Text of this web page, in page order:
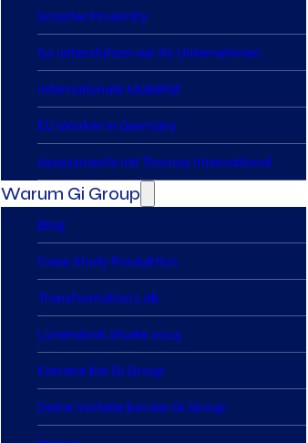
Smarter Proximity
So unterstützen wir Ihr Unternehmen
Internationale Mobilität
EU Worker in Germany
Assessments mit Thomas International
Warum Gi Group
Blog
Case Study Produktion
Transformation Lab
Lünendonk Studie 2024
Karriere bei Gi Group
Deine Vorteile bei der Gi Group